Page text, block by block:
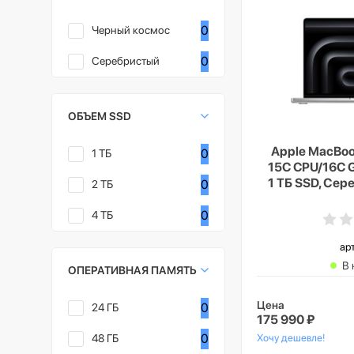
Черный космос 0
Серебристый 0
ОБЪЕМ SSD
1 ТБ 0
2 ТБ 0
4 ТБ 0
ОПЕРАТИВНАЯ ПАМЯТЬ
24 ГБ 0
48 ГБ 0
Apple
15C CPU/16C
1 ТБ SSD,
В
Цена
175 990 ₽
Хочу дешевле!